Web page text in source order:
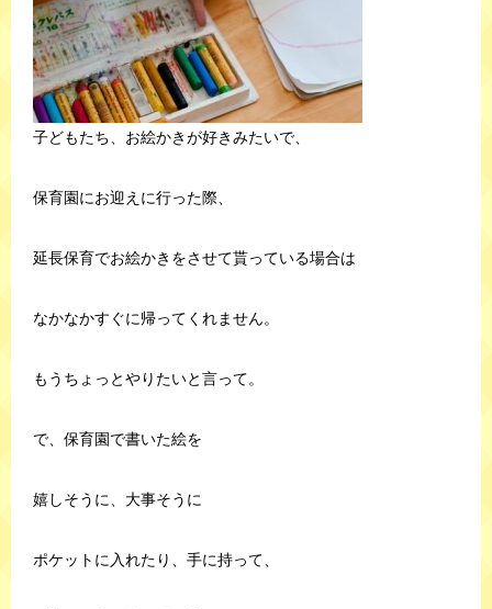
子どもたち、お絵かきが好きみたいで、
保育園にお迎えに行った際、
延長保育でお絵かきをさせて貰っている場合は
なかなかすぐに帰ってくれません。
もうちょっとやりたいと言って。
で、保育園で書いた絵を
嬉しそうに、大事そうに
ポケットに入れたり、手に持って、